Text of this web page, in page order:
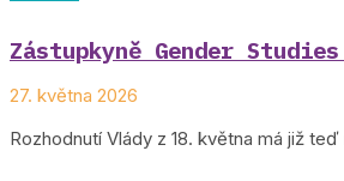
Zástupkyně Gender
27. května 2026
Rozhodnutí Vlády z 18. května má již